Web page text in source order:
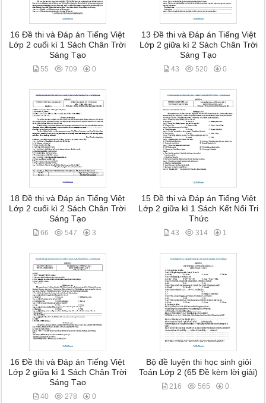
16 Đề thi và Đáp án Tiếng Việt
Lớp 2 cuối kì 1 Sách Chân Trời
Sáng Tạo
55 709 0
13 Đề thi và Đáp án Tiếng Việt
Lớp 2 giữa kì 2 Sách Chân Trời
Sáng Tạo
43 520 0
18 Đề thi và Đáp án Tiếng Việt
Lớp 2 cuối kì 2 Sách Chân Trời
Sáng Tạo
66 547 3
15 Đề thi và Đáp án Tiếng Việt
Lớp 2 giữa kì 1 Sách Kết Nối Tri
Thức
43 314 1
16 Đề thi và Đáp án Tiếng Việt
Lớp 2 giữa kì 1 Sách Chân Trời
Sáng Tạo
40 278 0
Bộ đề luyện thi học sinh giỏi
Toán Lớp 2 (65 Đề kèm lời giải)
216 565 0